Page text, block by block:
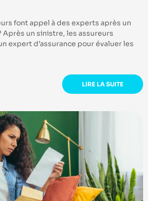
font appel à des experts après un
un sinistre, les assureurs
expert d’assurance pour évaluer les
LIRE LA SUITE